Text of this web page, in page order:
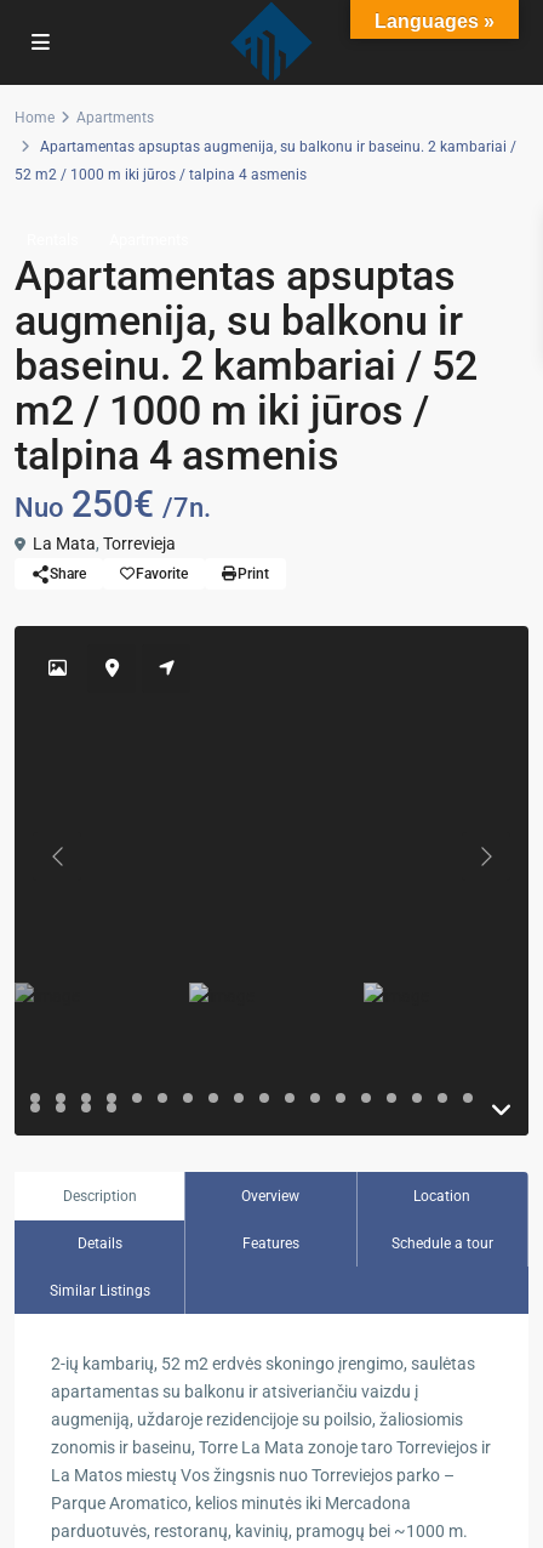
Home
Apartments
Apartamentas apsuptas augmenija, su balkonu ir baseinu. 2 kambariai /
52 m2 / 1000 m iki jūros / talpina 4 asmenis
Apartamentas apsuptas
augmenija, su balkonu ir
baseinu. 2 kambariai / 52
m2 / 1000 m iki jūros /
talpina 4 asmenis
Nuo 250€ /7n.
La Mata, Torrevieja
Share Favorite Print
Previous
Description Overview Location
Details Features Schedule a tour
Similar Listings
2-ių kambarių, 52 m2 erdvės skoningo įrengimo, saulėtas
apartamentas su balkonu ir atsiveriančiu vaizdu į
augmeniją, uždaroje rezidencijoje su poilsio, žaliosiomis
zonomis ir baseinu, Torre La Mata zonoje taro Torreviejos ir
La Matos miestų Vos žingsnis nuo Torreviejos parko –
Parque Aromatico, kelios minutės iki Mercadona
parduotuvės, restoranų, kavinių, pramogų bei ~1000 m.
Languages »